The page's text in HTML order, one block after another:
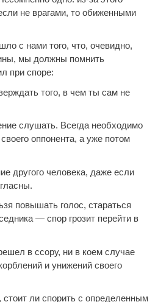
не врагами, то обиженными
с нами того, что, очевидно,
мы должны помнить
при споре:
того, в чем ты сам не
слушать. Всегда необходимо
оппонента, а уже потом
другого человека, даже если
повышать голос, стараться
— спор грозит перейти в
в ссору, ни в коем случае
и унижений своего
ли спорить с определенным